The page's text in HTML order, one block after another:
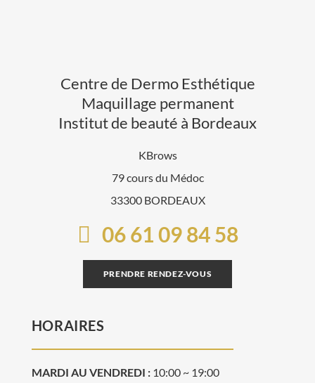
Centre de Dermo Esthétique
Maquillage permanent
Institut de beauté à Bordeaux
KBrows
79 cours du Médoc
33300 BORDEAUX
06 61 09 84 58
PRENDRE RENDEZ-VOUS
HORAIRES
MARDI AU VENDREDI : 10:00 ~ 19:00